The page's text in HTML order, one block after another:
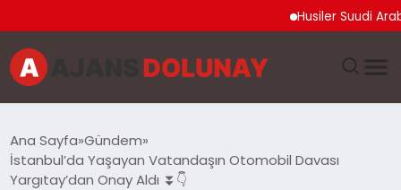
Husiler Suudi
EĞITIM
Ana Sayfa Gündem
İstanbul’da Yaşayan Vatandaşın Otomobil Davası
Yargıtay’dan Onay Aldı ⏬👇